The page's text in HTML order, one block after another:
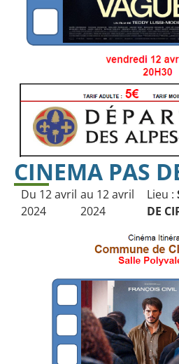
CINEMA PAS
Du 12 avril
2024
au 12 avril
2024
Lieu :
DE